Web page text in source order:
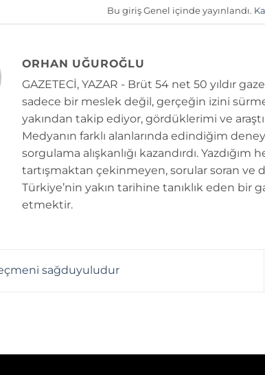
Bu giriş Genel içinde yayınlandı.
ORHAN UĞUROĞLU
GAZETECİ, YAZAR - Brüt 54 net 50 yıldır
sadece bir meslek değil, gerçeğin izini
yakından takip ediyor, gördüklerimi ve
Medyanın farklı alanlarında edindiğim
sorgulama alışkanlığı kazandırdı.
tartışmaktan çekinmeyen, sorular soran
Türkiye’nin yakın tarihine tanıklık eden bir
etmektir.
sağduyuludur